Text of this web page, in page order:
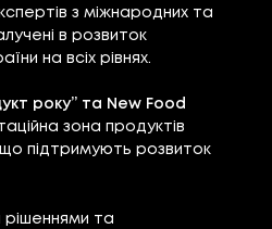
з міжнародних та
в розвиток
на всіх рівнях.
року” та New Food
зона продуктів
що підтримують розвиток
рішеннями та